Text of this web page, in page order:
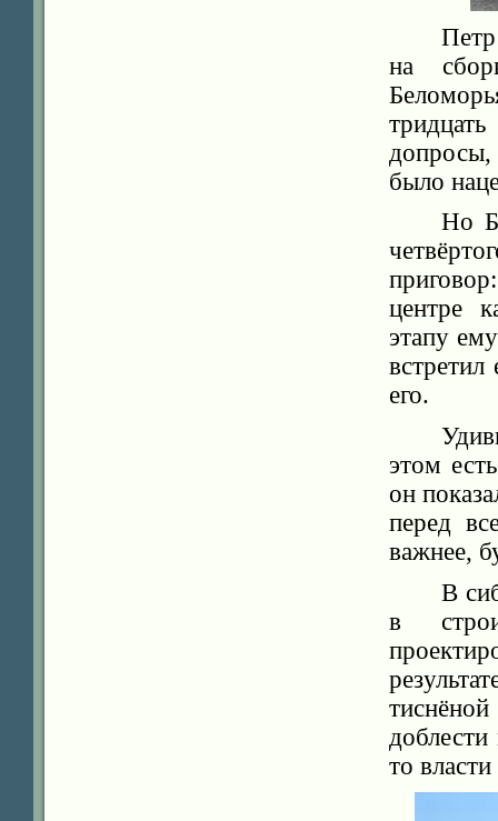
на
допросы,
было
Но
центре
этапу
его.
этом
он
перед
важнее,
В
в
то